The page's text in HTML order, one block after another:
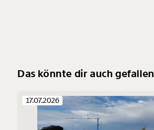
Das könnte dir auch gefallen
17.07.2026